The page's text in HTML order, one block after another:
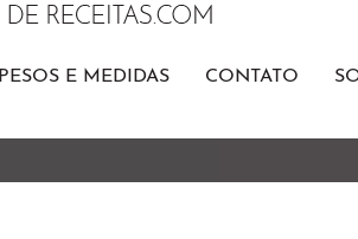
PESOS E MEDIDAS CONTATO